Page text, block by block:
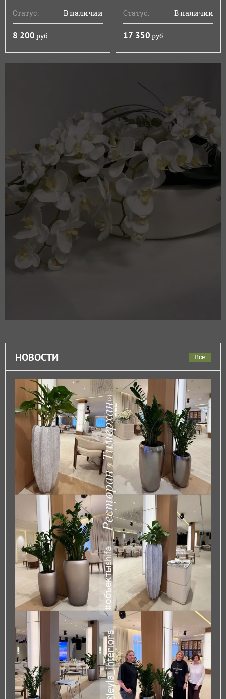
Статус: В наличии
8 200 руб.
Статус: В наличии
17 350 руб.
НОВОСТИ Все